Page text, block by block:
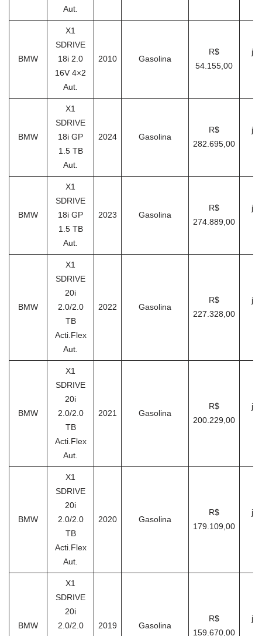
Aut.
BMW
X1
SDRIVE
18i 2.0
16V 4×2
Aut.
2010 Gasolina
R$
54.155,00
BMW
X1
SDRIVE
18i GP
1.5 TB
Aut.
2024 Gasolina
R$
282.695,00
BMW
X1
SDRIVE
18i GP
1.5 TB
Aut.
2023 Gasolina
R$
274.889,00
BMW
X1
SDRIVE
20i
2.0/2.0
TB
Acti.Flex
Aut.
2022 Gasolina
R$
227.328,00
BMW
X1
SDRIVE
20i
2.0/2.0
TB
Acti.Flex
Aut.
2021 Gasolina
R$
200.229,00
BMW
X1
SDRIVE
20i
2.0/2.0
TB
Acti.Flex
Aut.
2020 Gasolina
R$
179.109,00
BMW
X1
SDRIVE
20i
2.0/2.0
2019 Gasolina
R$
159.670,00